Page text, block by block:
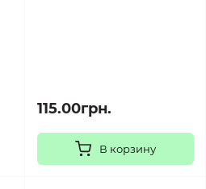
115.00грн.
В корзину